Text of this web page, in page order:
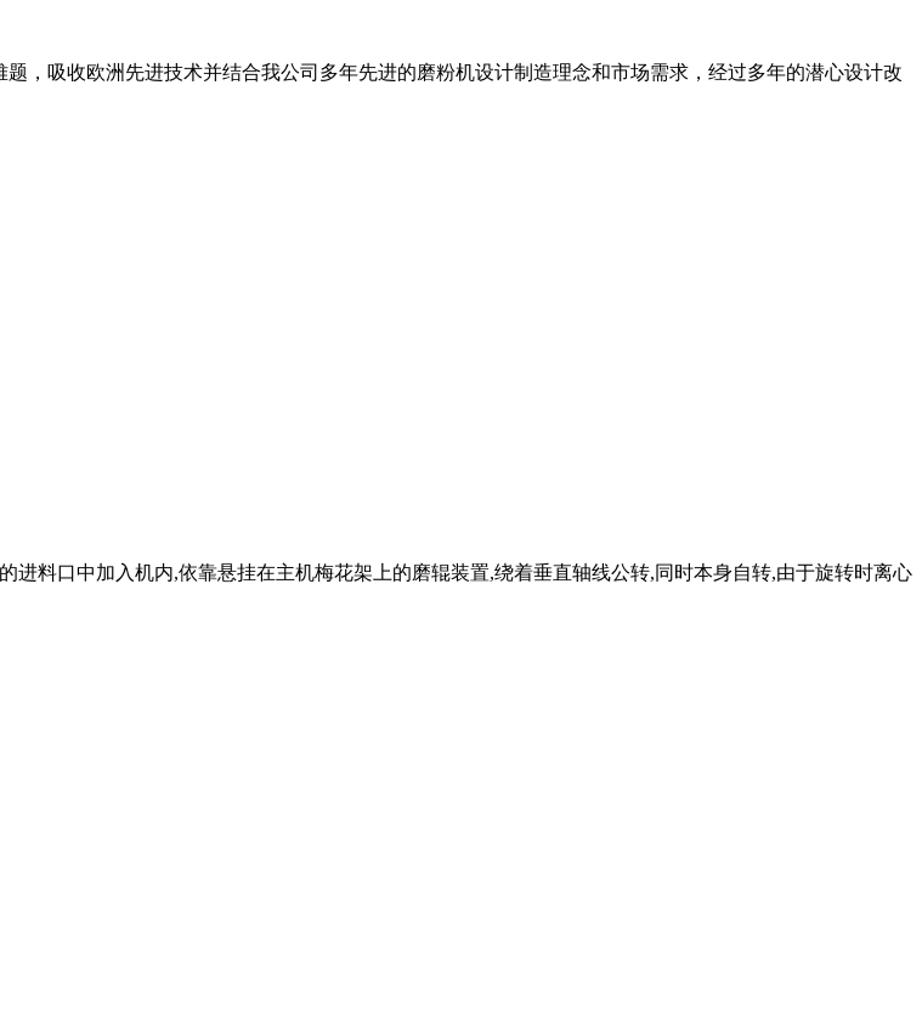
，吸收欧洲先进技术并结合我公司多年先进的磨粉机设计制造理念和市场需求，经过多年的潜心设计改
料口中加入机内,依靠悬挂在主机梅花架上的磨辊装置,绕着垂直轴线公转,同时本身自转,由于旋转时离心